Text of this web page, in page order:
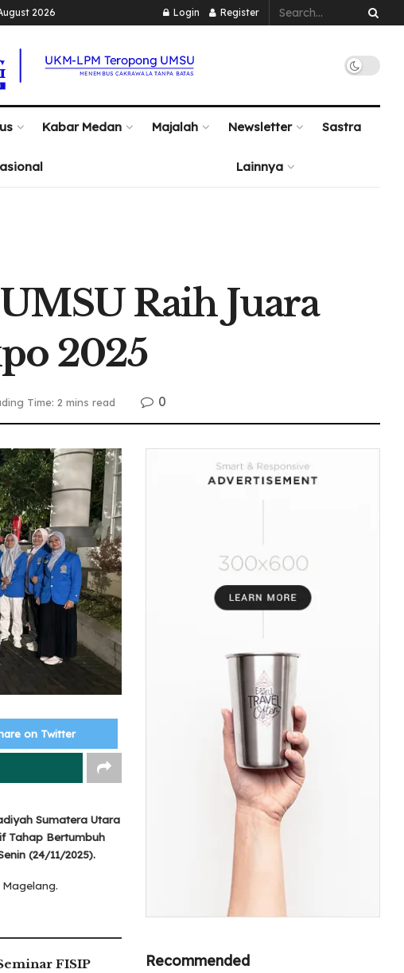
2026 Login Register
Kabar Medan Majalah Newsletter Sastra
Lainnya
Raih Juara
2025
Time: 2 mins read 0
on Twitter
Sumatera Utara
Tahap Bertumbuh
(24/11/2025).
FISIP
Recommended